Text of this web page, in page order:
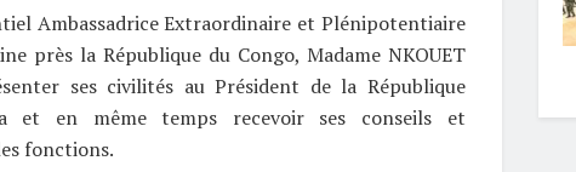
Ambassadrice Extraordinaire et Plénipotentiaire
près la République du Congo, Madame NKOUET
ses civilités au Président de la République
et en même temps recevoir ses conseils et
fonctions.